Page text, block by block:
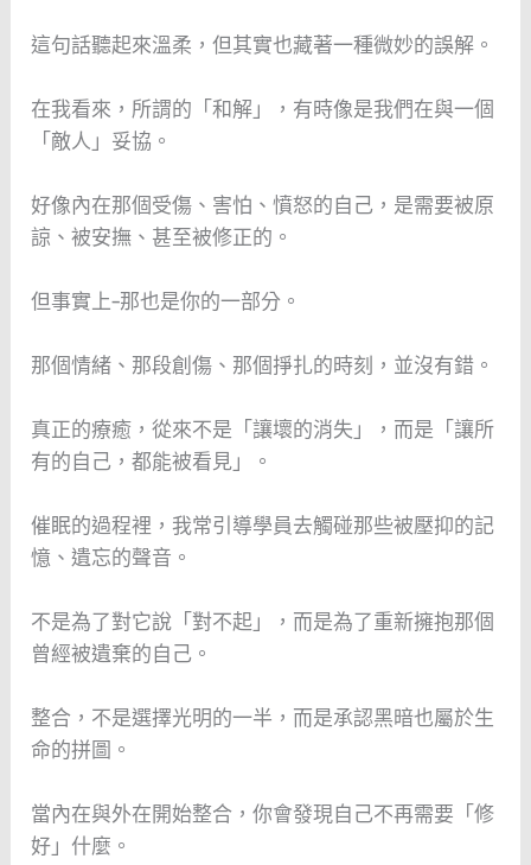
這句話聽起來溫柔，但其實也藏著一種微妙的誤解。
在我看來，所謂的「和解」，有時像是我們在與一個
「敵人」妥協。
好像內在那個受傷、害怕、憤怒的自己，是需要被原
諒、被安撫、甚至被修正的。
但事實上–那也是你的一部分。
那個情緒、那段創傷、那個掙扎的時刻，並沒有錯。
真正的療癒，從來不是「讓壞的消失」，而是「讓所
有的自己，都能被看見」。
催眠的過程裡，我常引導學員去觸碰那些被壓抑的記
憶、遺忘的聲音。
不是為了對它說「對不起」，而是為了重新擁抱那個
曾經被遺棄的自己。
整合，不是選擇光明的一半，而是承認黑暗也屬於生
命的拼圖。
當內在與外在開始整合，你會發現自己不再需要「修
好」什麼。